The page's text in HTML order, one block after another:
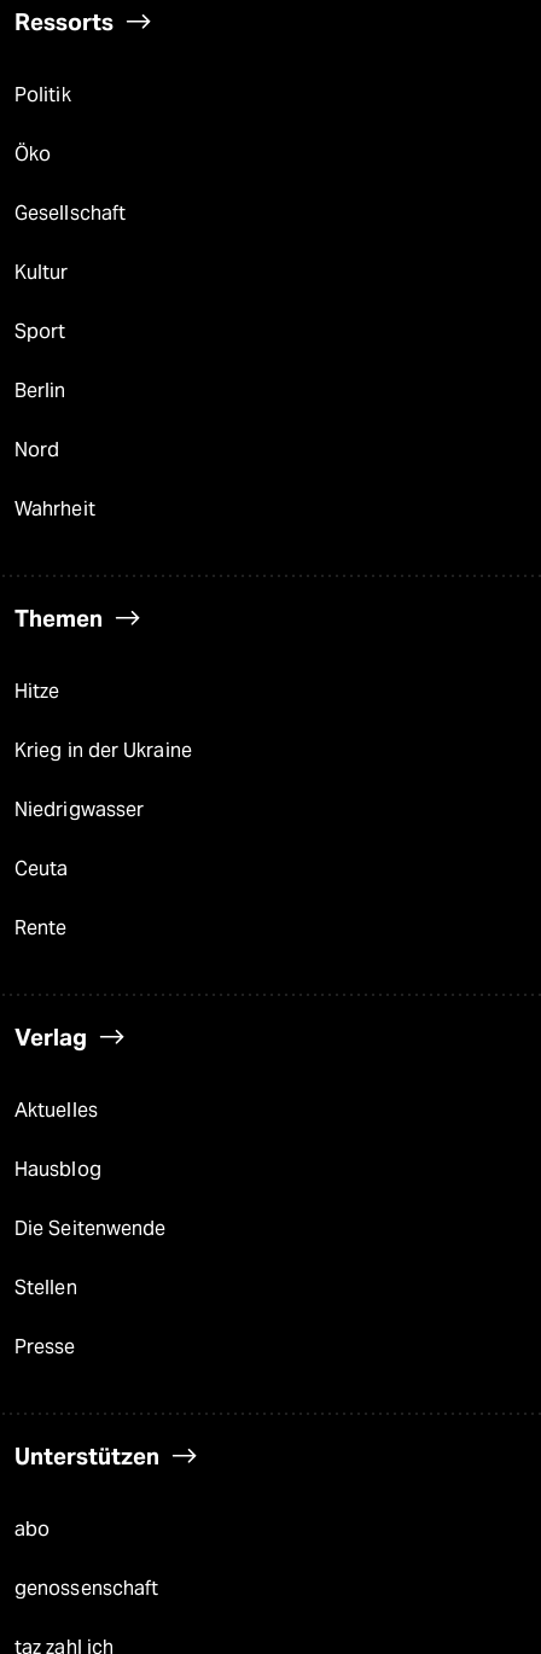
Ressorts
Politik
Öko
Gesellschaft
Kultur
Sport
Berlin
Nord
Wahrheit
Themen
Hitze
Krieg in der Ukraine
Niedrigwasser
Ceuta
Rente
Verlag
Aktuelles
Hausblog
Die Seitenwende
Stellen
Presse
Unterstützen
abo
genossenschaft
taz zahl ich